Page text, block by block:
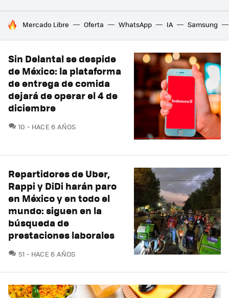
HOY SE HABLA DE
Mercado Libre Oferta WhatsApp IA Samsung
Sin Delantal se despide
de México: la plataforma
de entrega de comida
dejará de operar el 4 de
diciembre
10 COMENTARIOS
HACE 6 AÑOS
Repartidores de Uber,
Rappi y DiDi harán paro
en México y en todo el
mundo: siguen en la
búsqueda de
prestaciones laborales
51 COMENTARIOS
HACE 6 AÑOS